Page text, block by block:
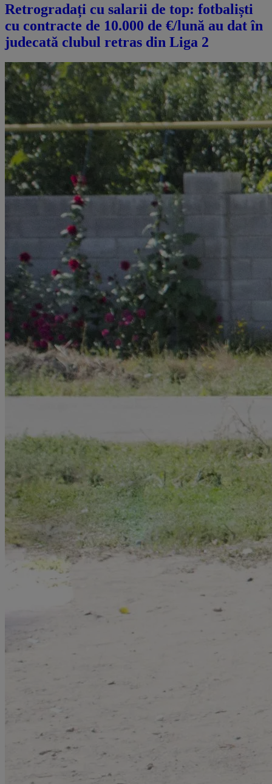
Retrogradați cu salarii de top: fotbaliști
cu contracte de 10.000 de €/lună au dat în
judecată clubul retras din Liga 2